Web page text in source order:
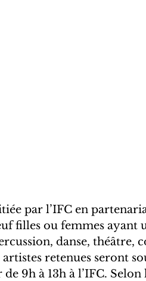
par l’IFC en
filles ou femmes ayant
danse, théâtre,
artistes retenues seront
9h à 13h à l’IFC. Selon